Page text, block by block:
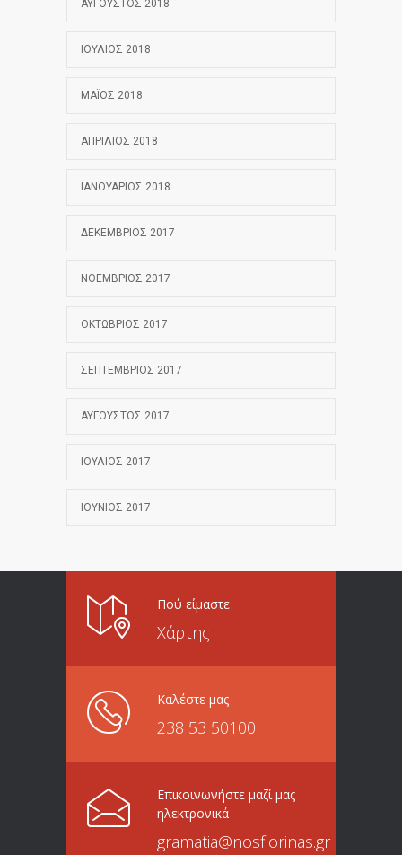
ΑΎΓΟΥΣΤΟΣ 2018
ΙΟΎΛΙΟΣ 2018
ΜΆΙΟΣ 2018
ΑΠΡΊΛΙΟΣ 2018
ΙΑΝΟΥΆΡΙΟΣ 2018
ΔΕΚΈΜΒΡΙΟΣ 2017
ΝΟΈΜΒΡΙΟΣ 2017
ΟΚΤΏΒΡΙΟΣ 2017
ΣΕΠΤΈΜΒΡΙΟΣ 2017
ΑΎΓΟΥΣΤΟΣ 2017
ΙΟΎΛΙΟΣ 2017
ΙΟΎΝΙΟΣ 2017
Πού είμαστε
Χάρτης
Καλέστε μας
238 53 50100
Επικοινωνήστε μαζί μας
ηλεκτρονικά
gramatia@nosflorinas.gr